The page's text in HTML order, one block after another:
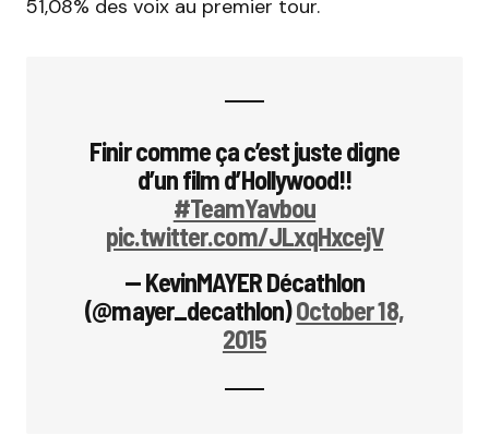
51,08% des voix au premier tour.
Finir comme ça c’est juste digne
d’un film d’Hollywood!!
#TeamYavbou
pic.twitter.com/JLxqHxcejV
— KevinMAYER Décathlon
(@mayer_decathlon)October 18,
2015